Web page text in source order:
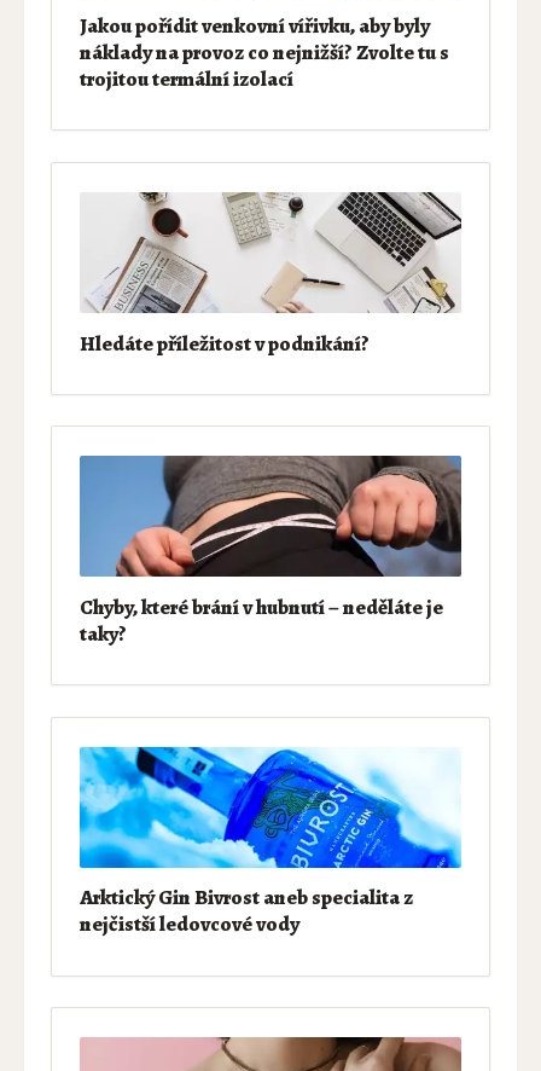
Jakou pořídit venkovní vířivku, aby byly
náklady na provoz co nejnižší? Zvolte tu s
trojitou termální izolací
Hledáte příležitost v podnikání?
Chyby, které brání v hubnutí – neděláte je
taky?
Arktický Gin Bivrost aneb specialita z
nejčistší ledovcové vody